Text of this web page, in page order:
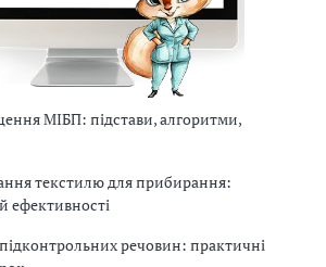
МІБП: підстави, алгоритми,
текстилю для прибирання:
ефективності
речовин: практичні